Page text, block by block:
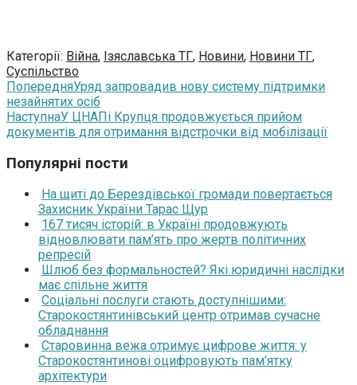
Категорії: Війна, Ізяславська ТГ, Новини, Новини ТГ,
Суспільство
ПопередняУряд запровадив нову систему підтримки
незайнятих осіб
НаступнаУ ЦНАПі Крупця продовжується прийом
документів для отримання відстрочки від мобілізації
Популярні пости
На щиті до Берездівської громади повертається
Захисник України Тарас Щур
167 тисяч історій: в Україні продовжують
відновлювати пам’ять про жертв політичних
репресій
Шлюб без формальностей? Які юридичні наслідки
має спільне життя
Соціальні послуги стають доступнішими:
Старокостянтинівський центр отримав сучасне
обладнання
Старовинна вежа отримує цифрове життя: у
Старокостянтинові оцифровують пам’ятку
архітектури